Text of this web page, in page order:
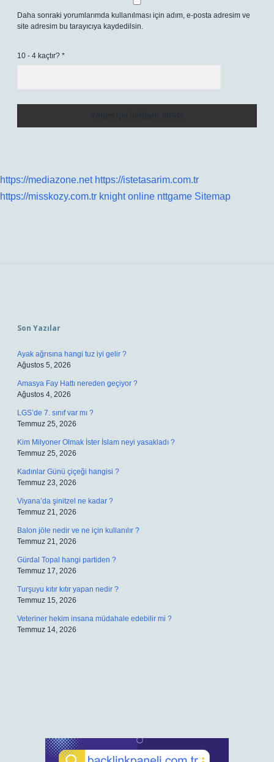
Daha sonraki yorumlarımda kullanılması için adım, e-posta adresim ve
site adresim bu tarayıcıya kaydedilsin.
10 - 4 kaçtır? *
https://mediazone.net https://istetasarim.com.tr
https://misskozy.com.tr knight online nttgame Sitemap
Son Yazılar
Ayak ağrısına hangi tuz iyi gelir ?
Ağustos 5, 2026
Amasya Fay Hattı nereden geçiyor ?
Ağustos 4, 2026
LGS’de 7. sınıf var mı ?
Temmuz 25, 2026
Kim Milyoner Olmak İster İslam neyi yasakladı ?
Temmuz 25, 2026
Kadınlar Günü çiçeği hangisi ?
Temmuz 23, 2026
Viyana’da şinitzel ne kadar ?
Temmuz 21, 2026
Balon jöle nedir ve ne için kullanılır ?
Temmuz 21, 2026
Gürdal Topal hangi partiden ?
Temmuz 17, 2026
Turşuyu kıtır kıtır yapan nedir ?
Temmuz 15, 2026
Veteriner hekim insana müdahale edebilir mi ?
Temmuz 14, 2026